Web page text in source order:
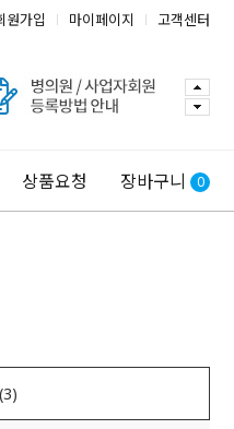
원가입 마이페이지 고객센터
상품요청 장바구니 0